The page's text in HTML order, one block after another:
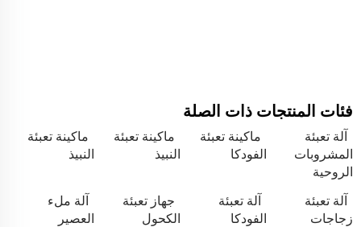
فئات المنتجات ذات الصلة
آلة تعبئة
المشروبات
الروحية
ماكينة تعبئة
الفودكا
ماكينة تعبئة
النبيذ
ماكينة تعبئة
النبيذ
آلة تعبئة
زجاجات
آلة تعبئة
الفودكا
جهاز تعبئة
الكحول
آلة ملء
العصير